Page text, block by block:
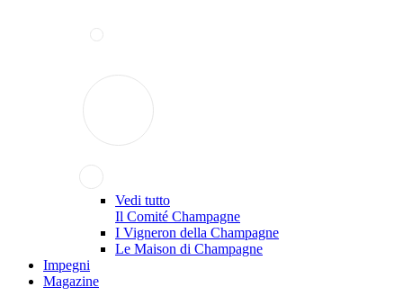
Vedi tutto
Il Comité Champagne
I Vigneron della Champagne
Le Maison di Champagne
Impegni
Magazine